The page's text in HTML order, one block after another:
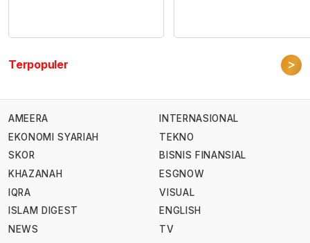
Terpopuler >
AMEERA
EKONOMI SYARIAH
SKOR
KHAZANAH
IQRA
ISLAM DIGEST
NEWS
INTERNASIONAL
TEKNO
BISNIS FINANSIAL
ESGNOW
VISUAL
ENGLISH
TV